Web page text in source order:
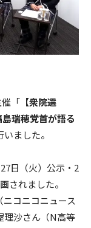
「 【衆院選
瑞穂党首が語る
ました。
日（火）公示・2
されました。
コニコニュース
理沙さん（N高等